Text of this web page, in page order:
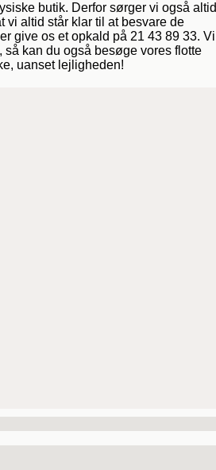
butik. Derfor sørger vi også altid
vi altid står klar til at besvare de
give os et opkald på 21 43 89 33. Vi
kan du også besøge vores flotte
uanset lejligheden!